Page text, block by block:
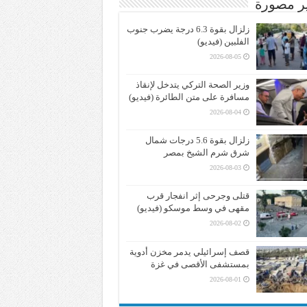
مصورة
زلزال بقوة 6.3 درجة يضرب جنوب
الفلبين (فيديو)
2026-08-05
وزير الصحة التركي يتدخل لإنقاذ
مسافرة على متن الطائرة (فيديو)
2026-08-04
زلزال بقوة 5.6 درجات شمال
شرق شرم الشيخ بمصر
2026-08-03
قتلى وجرحى إثر انفجار قرب
مقهى في وسط موسكو (فيديو)
2026-08-02
قصف إسرائيلي يدمر مخزن أدوية
بمستشفى الأقصى في غزة
2026-08-01